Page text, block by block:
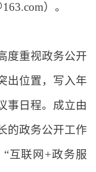
）。
度重视政务公开
出位置，写入年
事日程。成立由
的政务公开工作
互联网+政务服